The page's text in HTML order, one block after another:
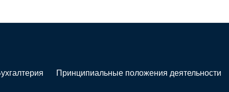
Принципиальные положения деятельности